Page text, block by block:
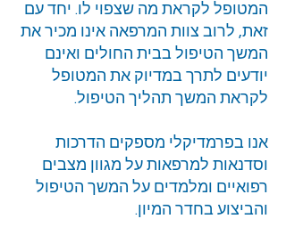
המטופל לקראת מה שצפוי לו. יחד עם
זאת, לרוב צוות המרפאה אינו מכיר את
המשך הטיפול בבית החולים ואינם
יודעים לתרך במדיוק את המטופל
לקראת המשך תהליך הטיפול.
אנו בפרמדיקלי מספקים הדרכות
וסדנאות למרפאות על מגוון מצבים
רפואיים ומלמדים על המשך הטיפול
והביצוע בחדר המיון.